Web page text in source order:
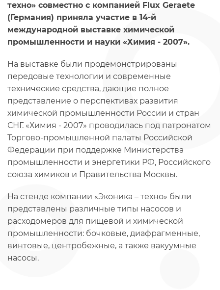
техно» совместно с компанией Flux Geraete
(Германия) приняла участие в 14-й
международной выставке химической
промышленности и науки «Химия - 2007».
На выставке были продемонстрированы
передовые технологии и современные
технические средства, дающие полное
представление о перспективах развития
химической промышленности России и стран
СНГ. «Химия - 2007» проводилась под патронатом
Торгово-промышленной палаты Российской
Федерации при поддержке Министерства
промышленности и энергетики РФ, Российского
союза химиков и Правительства Москвы.
На стенде компании «Эконика – техно» были
представлены различные типы насосов и
расходомеров для пищевой и химической
промышленности: бочковые, диафрагменные,
винтовые, центробежные, а также вакуумные
насосы.